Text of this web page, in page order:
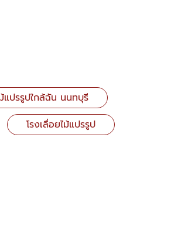
แปรรูปใกล้ฉัน นนทบุรี
โรงเลื่อยไม้แปรรูป